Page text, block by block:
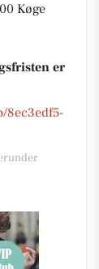
Køge
er
8ec3edf5-